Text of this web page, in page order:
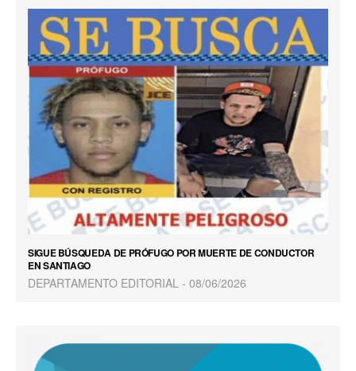
SIGUE BÚSQUEDA DE PRÓFUGO POR MUERTE DE CONDUCTOR
EN SANTIAGO
DEPARTAMENTO EDITORIAL 08/06/2026